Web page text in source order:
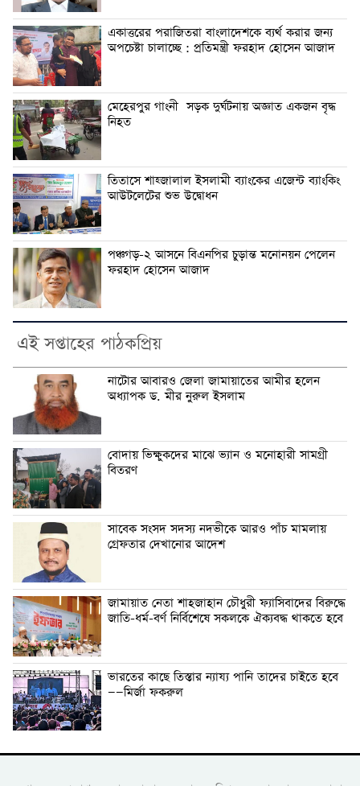
একাত্তরের পরাজিতরা বাংলাদেশকে ব্যর্থ করার জন্য
অপচেষ্টা চালাচ্ছে : প্রতিমন্ত্রী ফরহাদ হোসেন আজাদ
মেহেরপুর গাংনী সড়ক দুর্ঘটনায় অজ্ঞাত একজন বৃদ্ধ
নিহত
তিতাসে শাহ্জালাল ইসলামী ব্যাংকের এজেন্ট ব্যাংকিং
আউটলেটের শুভ উদ্বোধন
পঞ্চগড়-২ আসনে বিএনপির চুড়ান্ত মনোনয়ন পেলেন
ফরহাদ হোসেন আজাদ
এই সপ্তাহের পাঠকপ্রিয়
নাটোর আবারও জেলা জামায়াতের আমীর হলেন
অধ্যাপক ড. মীর নুরুল ইসলাম
বোদায় ভিক্ষুকদের মাঝে ভ্যান ও মনোহারী সামগ্রী
বিতরণ
সাবেক সংসদ সদস্য নদভীকে আরও পাঁচ মামলায়
গ্রেফতার দেখানোর আদেশ
জামায়াত নেতা শাহজাহান চৌধুরী ফ্যাসিবাদের বিরুদ্ধে
জাতি-ধর্ম-বর্ণ নির্বিশেষে সকলকে ঐক্যবদ্ধ থাকতে হবে
ভারতের কাছে তিস্তার ন্যায্য পানি তাদের চাইতে হবে
——মির্জা ফকরুল